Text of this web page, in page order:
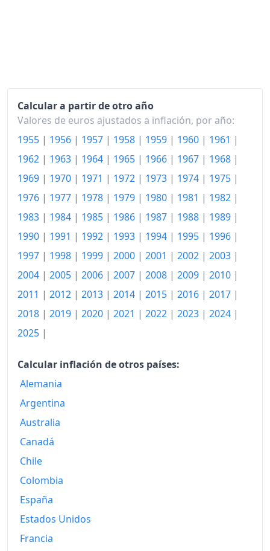
2019
247.12
2020
244.04
2021
247.02
2022
270.85
2023
280.23
2024
287.92
2025
295.06
2026-06
309.54
311.03
Calcular a partir de otro año
Valores de euros ajustados a inflación, por año:
1955 | 1956 | 1957 | 1958 | 1959 | 1960 | 1961 |
1962 | 1963 | 1964 | 1965 | 1966 | 1967 | 1968 |
1969 | 1970 | 1971 | 1972 | 1973 | 1974 | 1975 |
1976 | 1977 | 1978 | 1979 | 1980 | 1981 | 1982 |
1983 | 1984 | 1985 | 1986 | 1987 | 1988 | 1989 |
1990 | 1991 | 1992 | 1993 | 1994 | 1995 | 1996 |
1997 | 1998 | 1999 | 2000 | 2001 | 2002 | 2003 |
2004 | 2005 | 2006 | 2007 | 2008 | 2009 | 2010 |
2011 | 2012 | 2013 | 2014 | 2015 | 2016 | 2017 |
2018 | 2019 | 2020 | 2021 | 2022 | 2023 | 2024 |
2025 |
Calcular inflación de otros países:
Alemania
Argentina
Australia
Canadá
Chile
Colombia
España
Estados Unidos
Francia